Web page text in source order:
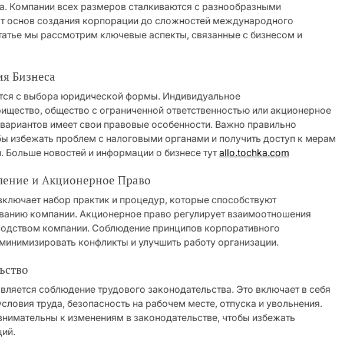
Компании всех размеров сталкиваются с разнообразными
основ создания корпорации до сложностей международного
мы рассмотрим ключевые аспекты, связанные с бизнесом и
Бизнеса
с выбора юридической формы. Индивидуальное
общество с ограниченной ответственностью или акционерное
имеет свои правовые особенности. Важно правильно
избежать проблем с налоговыми органами и получить доступ к мерам
Больше новостей и информации о бизнесе тутallo.tochka.com
и Акционерное Право
набор практик и процедур, которые способствуют
компании. Акционерное право регулирует взаимоотношения
компании. Соблюдение принципов корпоративного
конфликты и улучшить работу организации.
соблюдение трудового законодательства. Это включает в себя
труда, безопасность на рабочем месте, отпуска и увольнения.
к изменениям в законодательстве, чтобы избежать